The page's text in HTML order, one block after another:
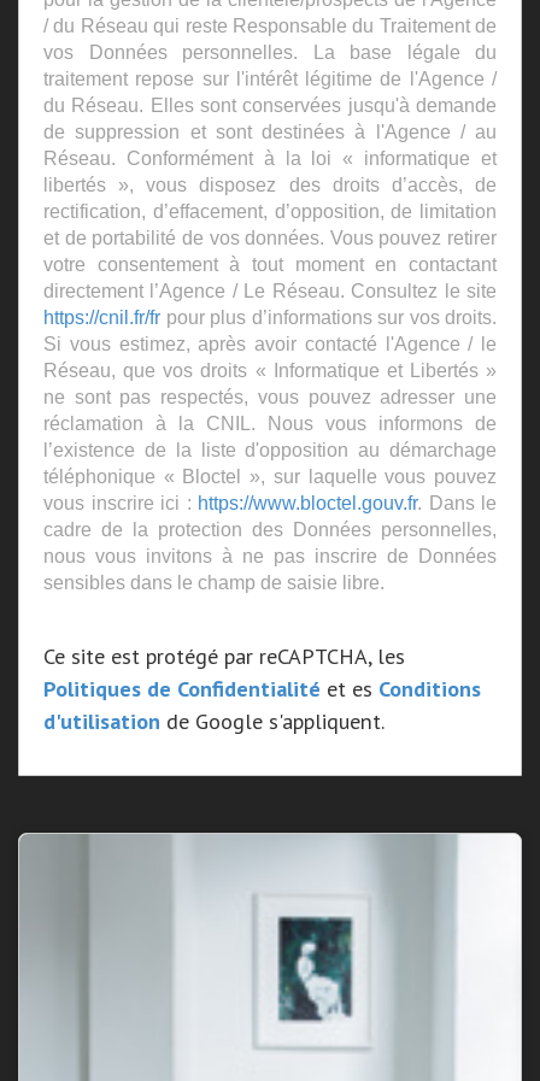
/ du Réseau qui reste Responsable du Traitement de
vos Données personnelles. La base légale du
traitement repose sur l'intérêt légitime de l'Agence /
du Réseau. Elles sont conservées jusqu'à demande
de suppression et sont destinées à l'Agence / au
Réseau. Conformément à la loi « informatique et
libertés », vous disposez des droits d’accès, de
rectification, d’effacement, d’opposition, de limitation
et de portabilité de vos données. Vous pouvez retirer
votre consentement à tout moment en contactant
directement l’Agence / Le Réseau. Consultez le site
https://cnil.fr/fr pour plus d’informations sur vos droits.
Si vous estimez, après avoir contacté l'Agence / le
Réseau, que vos droits « Informatique et Libertés »
ne sont pas respectés, vous pouvez adresser une
réclamation à la CNIL. Nous vous informons de
l’existence de la liste d'opposition au démarchage
téléphonique « Bloctel », sur laquelle vous pouvez
vous inscrire ici : https://www.bloctel.gouv.fr. Dans le
cadre de la protection des Données personnelles,
nous vous invitons à ne pas inscrire de Données
sensibles dans le champ de saisie libre.
Ce site est protégé par reCAPTCHA, les
Politiques de Confidentialité et es Conditions
d'utilisation de Google s'appliquent.